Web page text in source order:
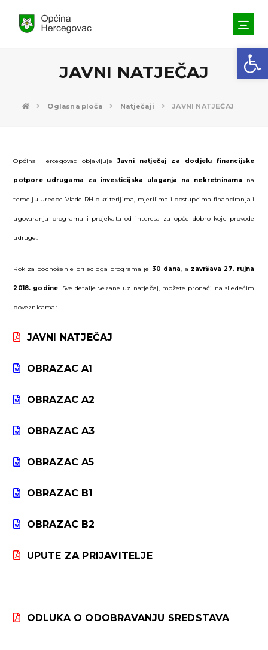
Open toolbar
JAVNI NATJEČAJ
Oglasna ploča Natječaji JAVNI NATJEČAJ
Općina Hercegovac objavljuje Javni natječaj za dodjelu financijske
potpore udrugama za investicijska ulaganja na nekretninama na
temelju Uredbe Vlade RH o kriterijima, mjerilima i postupcima financiranja i
ugovaranja programa i projekata od interesa za opće dobro koje provode
udruge.
Rok za podnošenje prijedloga programa je 30 dana, a završava 27. rujna
2018. godine. Sve detalje vezane uz natječaj, možete pronaći na sljedećim
poveznicama:
JAVNI NATJEČAJ
OBRAZAC A1
OBRAZAC A2
OBRAZAC A3
OBRAZAC A5
OBRAZAC B1
OBRAZAC B2
UPUTE ZA PRIJAVITELJE
ODLUKA O ODOBRAVANJU SREDSTAVA